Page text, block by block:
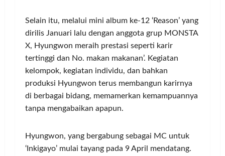
Selain itu, melalui mini album ke-12 ‘Reason’ yang
dirilis Januari lalu dengan anggota grup MONSTA
X, Hyungwon meraih prestasi seperti karir
tertinggi dan No. makan makanan’. Kegiatan
kelompok, kegiatan individu, dan bahkan
produksi Hyungwon terus membangun karirnya
di berbagai bidang, memamerkan kemampuannya
tanpa mengabaikan apapun.
Hyungwon, yang bergabung sebagai MC untuk
‘Inkigayo’ mulai tayang pada 9 April mendatang.